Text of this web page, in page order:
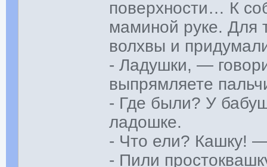
поверхности… К
маминой руке. Для
волхвы и
- Ладушки, —
выпрямляете
- Где были? У
ладошке.
- Что ели? Кашку!
- Пили